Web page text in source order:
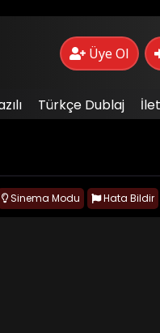
Üye Ol
Türkçe Dublaj
Hata Bildir
Sinema Modu